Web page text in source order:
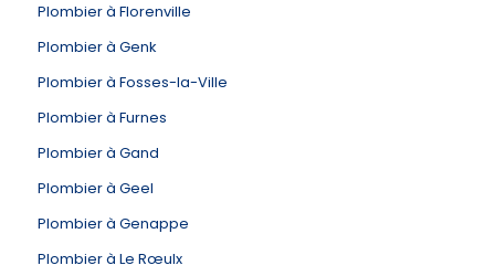
Plombier à Florenville
Plombier à Genk
Plombier à Fosses-la-Ville
Plombier à Furnes
Plombier à Gand
Plombier à Geel
Plombier à Genappe
Plombier à Le Rœulx